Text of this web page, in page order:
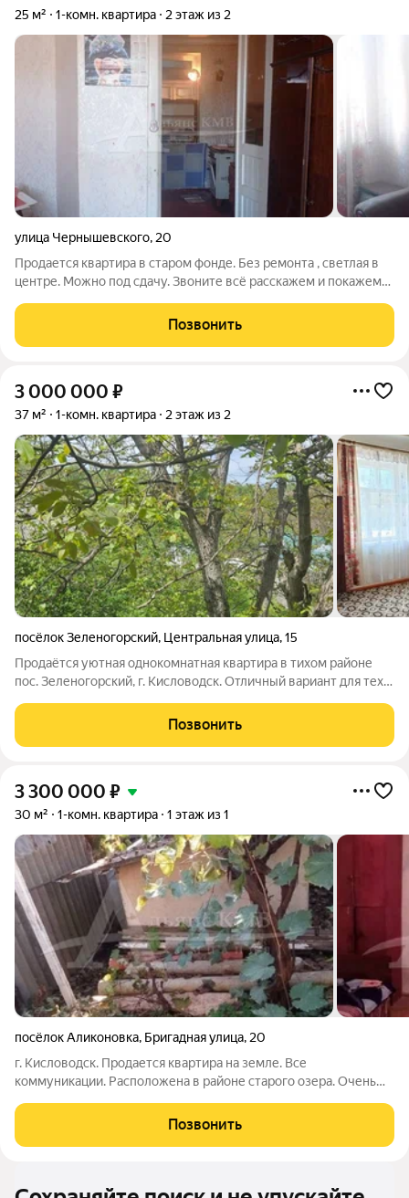
25 м² 1-комн. квартира 2 этаж из 2
улица Чернышевского, 20
Продается квартира в старом фонде. Без ремонта , светлая в
центре. Можно под сдачу. Звоните всё расскажем и покажем))
Позвонить
3 000 000 ₽
37 м² 1-комн. квартира 2 этаж из 2
посёлок Зеленогорский, Центральная улица,15
Продаётся уютная однокомнатная квартира в тихом районе
пос. Зеленогорский, г. Кисловодск. Отличный вариант для тех,
Основные характеристики: Общая площадь - 37 кв.м, кухня - 5
кв.м;
Позвонить
3 300 000 ₽
30 м² 1-комн. квартира 1 этаж из 1
посёлок Аликоновка, Бригадная улица, 20
г. Кисловодск. Продается квартира на земле. Все
коммуникации. Расположена в районе старого озера. Очень
Позвонить